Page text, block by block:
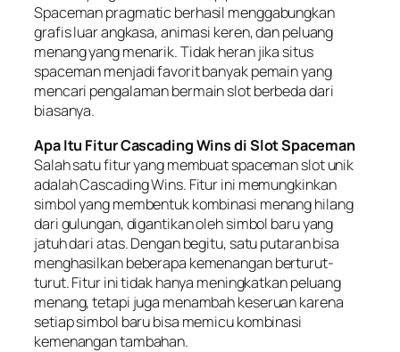
Spaceman pragmatic berhasil menggabungkan
grafis luar angkasa, animasi keren, dan peluang
menang yang menarik. Tidak heran jika situs
spaceman menjadi favorit banyak pemain yang
mencari pengalaman bermain slot berbeda dari
biasanya.
Apa Itu Fitur Cascading Wins di Slot Spaceman
Salah satu fitur yang membuat spaceman slot unik
adalah Cascading Wins. Fitur ini memungkinkan
simbol yang membentuk kombinasi menang hilang
dari gulungan, digantikan oleh simbol baru yang
jatuh dari atas. Dengan begitu, satu putaran bisa
menghasilkan beberapa kemenangan berturut-
turut. Fitur ini tidak hanya meningkatkan peluang
menang, tetapi juga menambah keseruan karena
setiap simbol baru bisa memicu kombinasi
kemenangan tambahan.